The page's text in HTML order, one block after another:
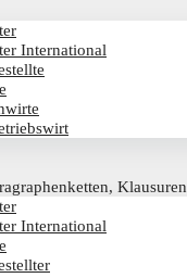
International
Klausuren
International